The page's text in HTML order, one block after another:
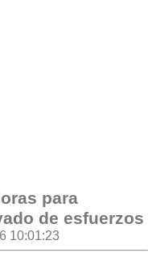
para
de esfuerzos
10:01:23